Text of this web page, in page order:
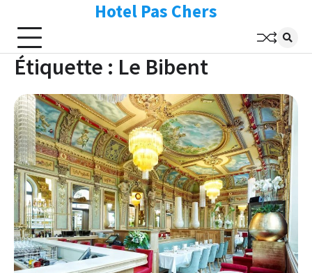
content
Hotel Pas Chers
Étiquette : Le Bibent